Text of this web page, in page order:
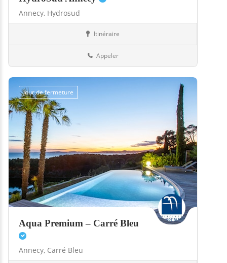
Annecy, Hydrosud
Itinéraire
Appeler
Jour de fermeture
Aqua Premium – Carré Bleu
Annecy, Carré Bleu